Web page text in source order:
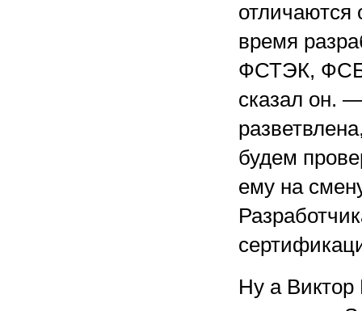
отличаются
время
ФСТЭК, ФСБ
сказал он.
будем
ему на
Ну а Виктор